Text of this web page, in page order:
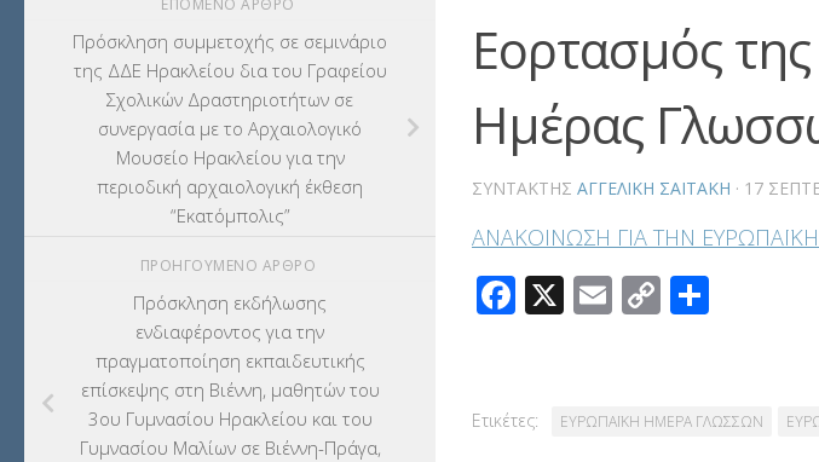
Εορτασμός
Ημέρας
ΣΥΝΤΆΚΤΗΣ ΑΓΓΕΛΙΚΉ ΣΑΪΤΆΚΗ · 17
ΑΝΑΚΟΙΝΩΣΗ ΓΙΑ ΤΗΝ
Facebook
X Email
Copy
Ετικέτες: ΕΥΡΩΠΑΪΚΗ ΗΜΕΡΑ ΓΛΩΣΣΩΝ
ΕΠΌΜΕΝΟ ΆΡΘΡΟ
Πρόσκληση συμμετοχής σε σεμινάριο
της ΔΔΕ Ηρακλείου δια του Γραφείου
Σχολικών Δραστηριοτήτων σε
συνεργασία με το Αρχαιολογικό
Μουσείο Ηρακλείου για την
περιοδική αρχαιολογική έκθεση
“Εκατόμπολις”
ΠΡΟΗΓΟΎΜΕΝΟ ΆΡΘΡΟ
Πρόσκληση εκδήλωσης
ενδιαφέροντος για την
πραγματοποίηση εκπαιδευτικής
επίσκεψης στη Βιέννη, μαθητών του
3ου Γυμνασίου Ηρακλείου και του
Γυμνασίου Μαλίων σε Βιέννη-Πράγα,